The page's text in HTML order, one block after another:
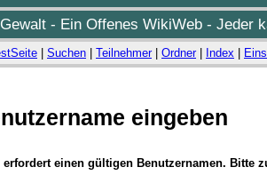
- Ein Offenes WikiWeb - Jeder
Suchen Teilnehmer| Ordner| Index
eingeben
erfordert einen gültigen Benutzernamen. Bitte